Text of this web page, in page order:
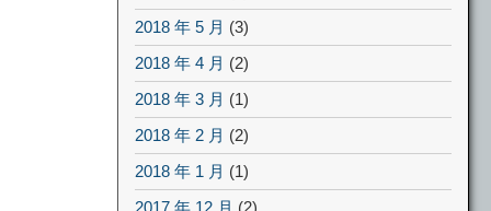
2018 年 5 月 (3)
2018 年 4 月 (2)
2018 年 3 月 (1)
2018 年 2 月 (2)
2018 年 1 月 (1)
2017 年 12 月 (2)